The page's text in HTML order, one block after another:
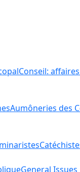
Conseil:
Aumôneries des
General Issues